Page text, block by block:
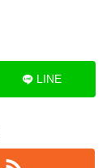
LINE